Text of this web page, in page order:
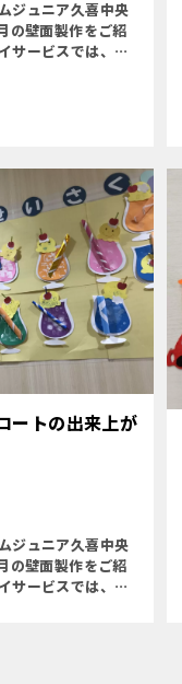
ジュニア久喜中央
の壁面製作をご紹
サービスでは、宇
ートの出来上が
ジュニア久喜中央
の壁面製作をご紹
サービスでは、ソ